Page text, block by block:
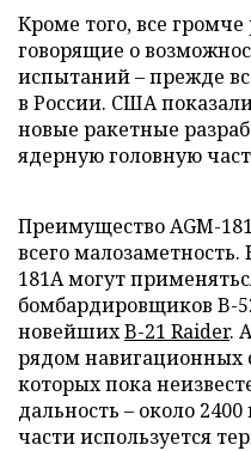
Кроме того, все громче
говорящие о
испытаний – прежде
в России. США
новые ракетные
ядерную головную
Преимущество AGM-
всего
181A могут
бомбардировщиков B-
новейшихB-21 Raider.
рядом навигационных
которых пока
дальность – около
части используется